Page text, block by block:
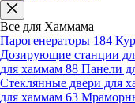
Все для Хаммама
Парогенераторы 184
Дозирующие станции
для хаммам 88 Панели
Стеклянные двери для
для хаммам 63